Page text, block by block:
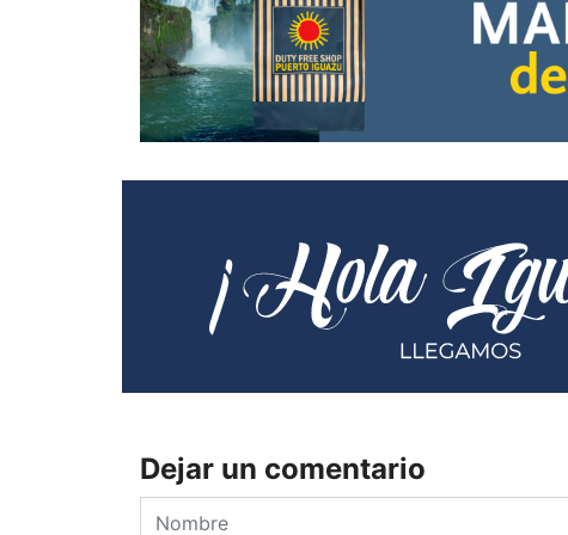
Dejar un comentario